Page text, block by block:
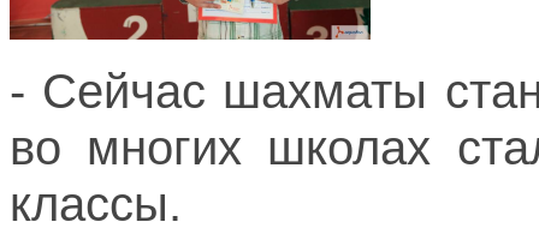
- Сейчас шахматы
во многих школах
классы.